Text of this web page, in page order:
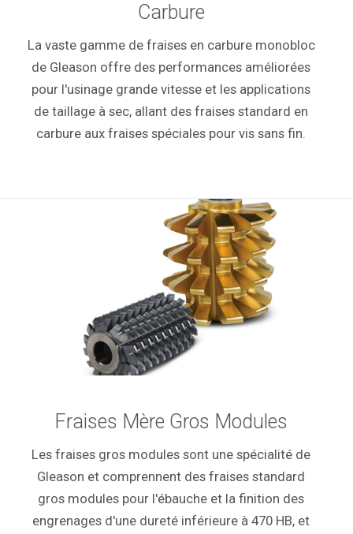
Carbure
La vaste gamme de fraises en carbure monobloc
de Gleason offre des performances améliorées
pour l'usinage grande vitesse et les applications
de taillage à sec, allant des fraises standard en
carbure aux fraises spéciales pour vis sans fin.
Fraises Mère Gros Modules
Les fraises gros modules sont une spécialité de
Gleason et comprennent des fraises standard
gros modules pour l'ébauche et la finition des
engrenages d'une dureté inférieure à 470 HB, et